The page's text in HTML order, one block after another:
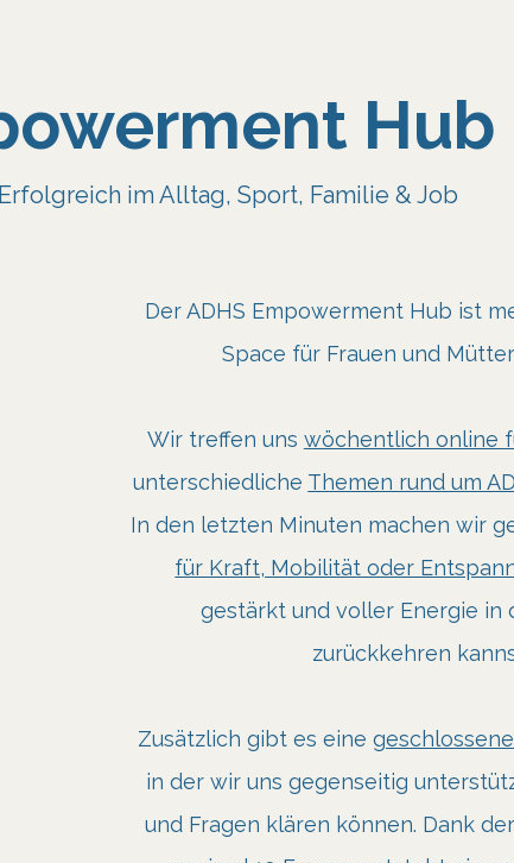
Hub
im Alltag, Sport, Familie & Job
Der ADHS Empowerment Hub ist
Space für Frauen und
Wir treffen uns wöchentlich online
unterschiedliche Themen rund um
In den letzten Minuten machen wir
für Kraft, Mobilität oder
gestärkt und voller Energie in
zurückkehren
Zusätzlich gibt es eine
in der wir uns gegenseitig
und Fragen klären können. Dank der